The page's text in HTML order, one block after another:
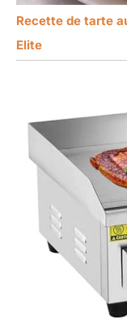
Recette de tarte
Elite